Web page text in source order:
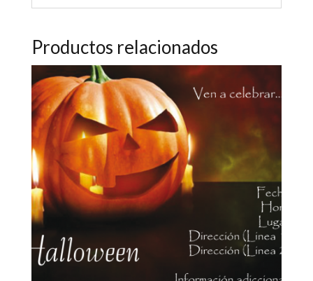
Productos relacionados